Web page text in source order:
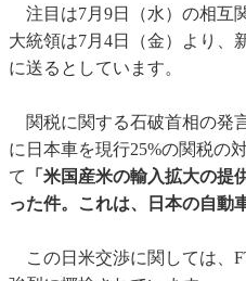
注目は7月9日（水）の相互
大統領は7月4日（金）より、
に送るとしています。
関税に関する石破首相の発
に日本車を現行25%の関税の
て
「米国産米の輸入拡大の
った件。これは、日本の自動
この日米交渉に関しては、